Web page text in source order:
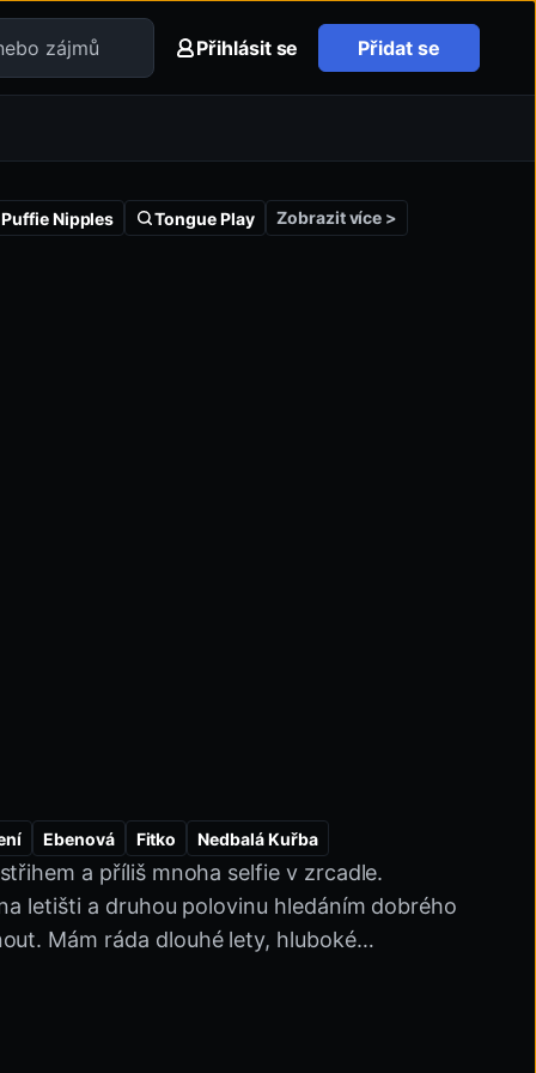
Přihlásit se Přidat se
Nipples Tongue Play Zobrazit více >
Ebenová Fitko
Nedbalá Kuřba
Móda Bondage
Latex A Guma
a příliš mnoha selfie v zrcadle.
letišti a druhou polovinu hledáním dobrého
Mám ráda dlouhé lety, hluboké